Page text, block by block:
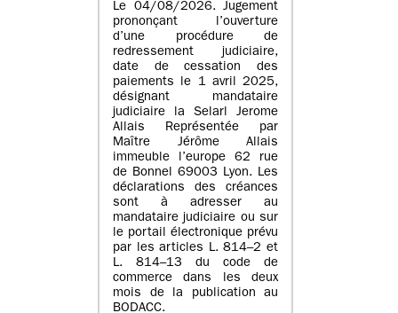
Le 04/08/2026. Jugement
prononçant l’ouverture
d’une procédure de
redressement judiciaire,
date de cessation des
paiements le 1 avril 2025,
désignant mandataire
judiciaire la Selarl Jerome
Allais Représentée par
Maître Jérôme Allais
immeuble l’europe 62 rue
de Bonnel 69003 Lyon. Les
déclarations des créances
sont à adresser au
mandataire judiciaire ou sur
le portail électronique prévu
par les articles L. 814–2 et
L. 814–13 du code de
commerce dans les deux
mois de la publication au
BODACC.